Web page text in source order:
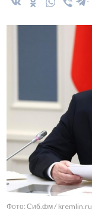
Фото: Сиб.фм / kremlin.ru